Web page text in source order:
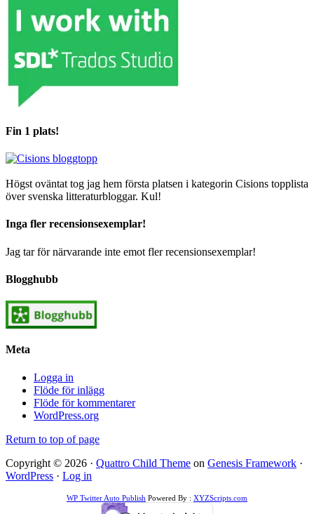
Fin 1 plats!
Högst oväntat tog jag hem första platsen i kategorin Cisions topplista
över svenska litteraturbloggar. Kul!
Inga fler recensionsexemplar!
Jag tar för närvarande inte emot fler recensionsexemplar!
Blogghubb
Meta
Logga in
Flöde för inlägg
Flöde för kommentarer
WordPress.org
Return to top of page
Copyright © 2026 · Quattro Child Theme on Genesis Framework ·
WordPress · Log in
WP Twitter Auto Publish Powered By : XYZScripts.com